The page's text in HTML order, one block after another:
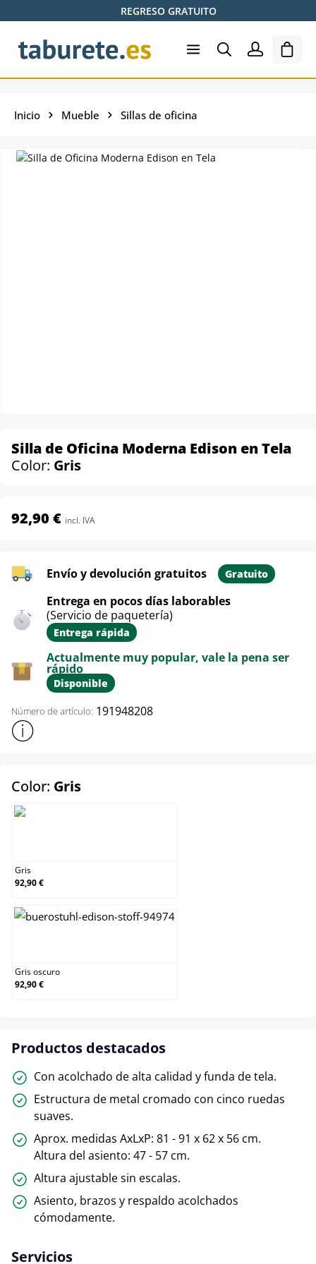
Saltar al contenido principalREGRESO GRATUITO
El
Inicio Mueble Sillas de oficina
Silla de Oficina Moderna Edison en Tela
Color: Gris
92,90 € incl. IVA
Envío y devolución gratuitos Gratuito
Entrega en pocos días laborables
(Servicio de paquetería)
Entrega rápida
Actualmente muy popular, vale la pena ser
rápido
Disponible
Número de artículo: 191948208
Mostrar más información sobre el producto
Color: Grisselect
Gris
92,90 €
Gris oscuro
92,90 €
Productos destacados
Con acolchado de alta calidad y funda de tela.
Estructura de metal cromado con cinco ruedas
suaves.
Aprox. medidas AxLxP: 81 - 91 x 62 x 56 cm.
Altura del asiento: 47 - 57 cm.
Altura ajustable sin escalas.
Asiento, brazos y respaldo acolchados
cómodamente.
Servicios